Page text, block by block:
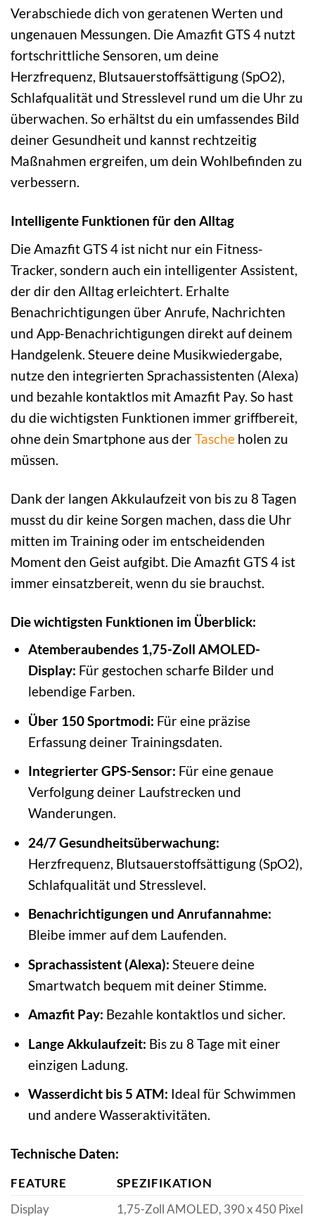
Verabschiede dich von geratenen Werten und
ungenauen Messungen. Die Amazfit GTS 4 nutzt
fortschrittliche Sensoren, um deine
Herzfrequenz, Blutsauerstoffsättigung (SpO2),
Schlafqualität und Stresslevel rund um die Uhr zu
überwachen. So erhältst du ein umfassendes Bild
deiner Gesundheit und kannst rechtzeitig
Maßnahmen ergreifen, um dein Wohlbefinden zu
verbessern.
Intelligente Funktionen für den Alltag
Die Amazfit GTS 4 ist nicht nur ein Fitness-
Tracker, sondern auch ein intelligenter Assistent,
der dir den Alltag erleichtert. Erhalte
Benachrichtigungen über Anrufe, Nachrichten
und App-Benachrichtigungen direkt auf deinem
Handgelenk. Steuere deine Musikwiedergabe,
nutze den integrierten Sprachassistenten (Alexa)
und bezahle kontaktlos mit Amazfit Pay. So hast
du die wichtigsten Funktionen immer griffbereit,
ohne dein Smartphone aus derTasche holen zu
müssen.
Dank der langen Akkulaufzeit von bis zu 8 Tagen
musst du dir keine Sorgen machen, dass die Uhr
mitten im Training oder im entscheidenden
Moment den Geist aufgibt. Die Amazfit GTS 4 ist
immer einsatzbereit, wenn du sie brauchst.
Die wichtigsten Funktionen im Überblick:
Atemberaubendes 1,75-Zoll AMOLED-
Display: Für gestochen scharfe Bilder und
lebendige Farben.
Über 150 Sportmodi: Für eine präzise
Erfassung deiner Trainingsdaten.
Integrierter GPS-Sensor: Für eine genaue
Verfolgung deiner Laufstrecken und
Wanderungen.
24/7 Gesundheitsüberwachung:
Herzfrequenz, Blutsauerstoffsättigung (SpO2),
Schlafqualität und Stresslevel.
Benachrichtigungen und Anrufannahme:
Bleibe immer auf dem Laufenden.
Sprachassistent (Alexa): Steuere deine
Smartwatch bequem mit deiner Stimme.
Amazfit Pay: Bezahle kontaktlos und sicher.
Lange Akkulaufzeit: Bis zu 8 Tage mit einer
einzigen Ladung.
Wasserdicht bis 5 ATM: Ideal für Schwimmen
und andere Wasseraktivitäten.
Technische Daten:
FEATURE
SPEZIFIKATION
Display
1,75-Zoll AMOLED, 390 x 450 Pixel